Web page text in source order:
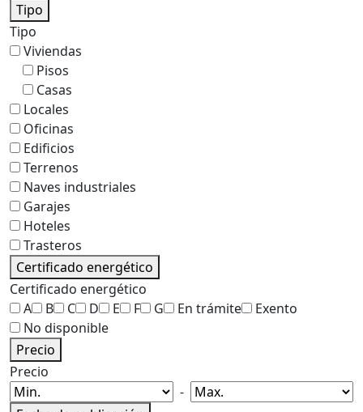
Tipo
Tipo
Viviendas
Pisos
Casas
Locales
Oficinas
Edificios
Terrenos
Naves industriales
Garajes
Hoteles
Trasteros
Certificado energético
Certificado energético
A
B C D E F G En trámite
Exento
No disponible
Precio
Precio
-